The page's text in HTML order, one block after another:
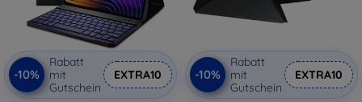
-10%
Rabatt
mit
Gutschein
EXTRA10 -10%
Rabatt
mit
Gutschein
EXTRA10